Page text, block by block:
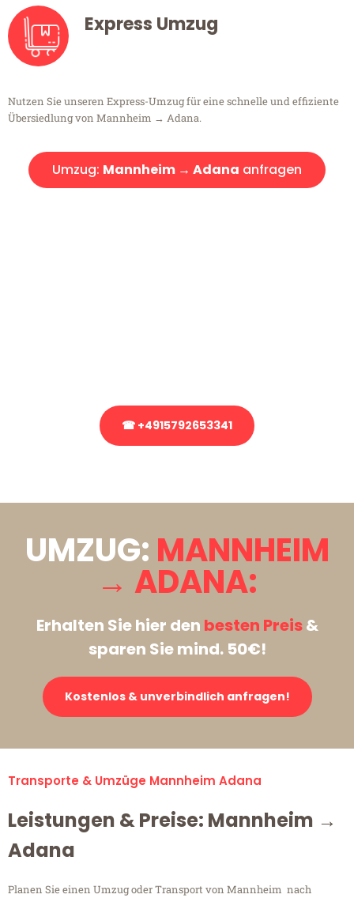
Express Umzug
Nutzen Sie unseren Express-Umzug für eine schnelle und effiziente
Übersiedlung von Mannheim → Adana.
Umzug: Mannheim → Adana anfragen
☎ +4915792653341
UMZUG: MANNHEIM
→ ADANA:
Erhalten Sie hier den besten Preis&
sparen Sie mind. 50€!
Kostenlos & unverbindlich anfragen!
Transporte & Umzüge Mannheim Adana
Leistungen & Preise: Mannheim →
Adana
Planen Sie einen Umzug oder Transport von Mannheim nach